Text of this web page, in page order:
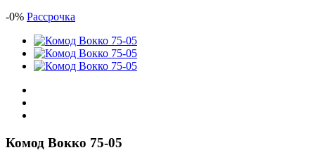
-0% Рассрочка
Комод Вокко 75-05